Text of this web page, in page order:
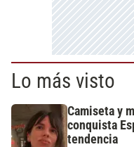
Lo más visto
Camiseta y
conquista
tendencia